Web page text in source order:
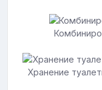
Хранение